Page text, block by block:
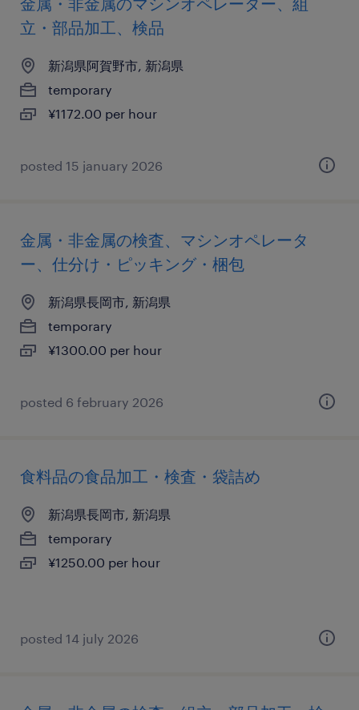
立・部品加工、検品
新潟県阿賀野市, 新潟県
temporary
¥1172.00 per hour
posted 15 january 2026
金属・非金属の検査、マシンオペレータ
ー、仕分け・ピッキング・梱包
新潟県長岡市, 新潟県
temporary
¥1300.00 per hour
posted 6 february 2026
食料品の食品加工・検査・袋詰め
新潟県長岡市, 新潟県
temporary
¥1250.00 per hour
posted 14 july 2026